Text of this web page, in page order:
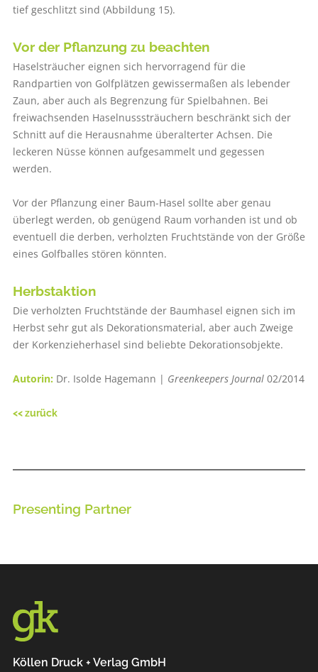
tief geschlitzt sind (Abbildung 15).
Vor der Pflanzung zu beachten
Haselsträucher eignen sich hervorragend für die
Randpartien von Golfplätzen gewissermaßen als lebender
Zaun, aber auch als Begrenzung für Spielbahnen. Bei
freiwachsenden Haselnusssträuchern beschränkt sich der
Schnitt auf die Herausnahme überalterter Achsen. Die
leckeren Nüsse können aufgesammelt und gegessen
werden.
Vor der Pflanzung einer Baum-Hasel sollte aber genau
überlegt werden, ob genügend Raum vorhanden ist und ob
eventuell die derben, verholzten Fruchtstände von der Größe
eines Golfballes stören könnten.
Herbstaktion
Die verholzten Fruchtstände der Baumhasel eignen sich im
Herbst sehr gut als Dekorationsmaterial, aber auch Zweige
der Korkenzieherhasel sind beliebte Dekorationsobjekte.
Autorin: Dr. Isolde Hagemann | Greenkeepers Journal02/2014
<< zurück
Presenting Partner
Köllen Druck + Verlag GmbH